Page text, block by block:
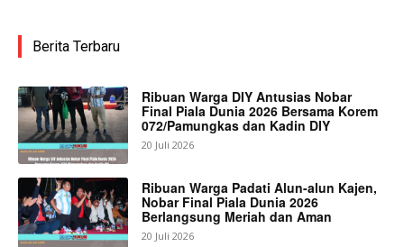
Berita Terbaru
Ribuan Warga DIY Antusias Nobar
Final Piala Dunia 2026 Bersama Korem
072/Pamungkas dan Kadin DIY
20 Juli 2026
Ribuan Warga Padati Alun-alun Kajen,
Nobar Final Piala Dunia 2026
Berlangsung Meriah dan Aman
20 Juli 2026